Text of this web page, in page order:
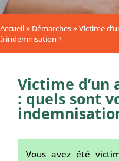
Accueil» Démarches» Victime
à indemnisation ?
Victime d’un
: quels sont
Vous avez été